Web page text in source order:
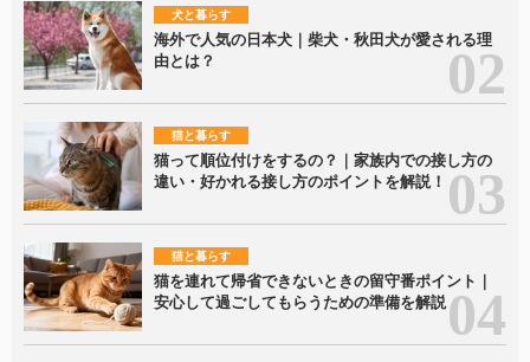
犬と暮らす
海外で人気の日本犬｜柴犬・秋田犬が愛される理
由とは？
猫と暮らす
猫って順位付けをするの？｜家族内での接し方の
違い・好かれる接し方のポイントを解説！
猫と暮らす
猫を連れて帰省できないときの留守番ポイント｜
安心して過ごしてもらうための準備を解説